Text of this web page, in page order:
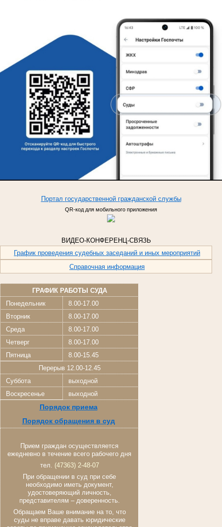
Портал государственной гражданской службы
QR-код для мобильного приложения
ВИДЕО-КОНФЕРЕНЦ-СВЯЗЬ
График проведения судебных заседаний и иных мероприятий
Справочная информация
ГРАФИК РАБОТЫ СУДА
Понедельник
8.00-17.00
Вторник
8.00-17.00
Среда
8.00-17.00
Четверг
8.00-17.00
Пятница
8.00-15.45
Перерыв 12.00-12.45
Суббота
выходной
Воскресенье
выходной
Порядок приема
Порядок обращения в суд
Прием граждан осуществляется
ежедневно в течение всего рабочего дня
тел.
(47363) 2-48-07
При обращении в суд при себе
необходимо иметь документ,
удостоверяющий личность,
представителям – доверенность.
Обращаем Ваше внимание на то, что
суды не вправе давать юридические